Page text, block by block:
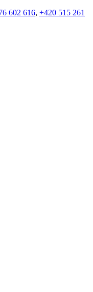
602 616, +420 515 261